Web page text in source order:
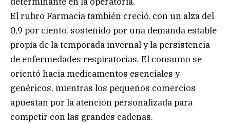
El rubro Farmacia también creció, con un alza del
0,9 por ciento, sostenido por una demanda estable
propia de la temporada invernal y la persistencia
de enfermedades respiratorias. El consumo se
orientó hacia medicamentos esenciales y
genéricos, mientras los pequeños comercios
apuestan por la atención personalizada para
competir con las grandes cadenas.